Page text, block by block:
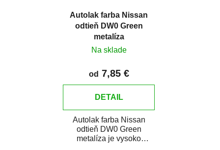
Autolak farba Nissan
odtieň DW0 Green
metalíza
Na sklade
od 7,85 €
DETAIL
Autolak farba Nissan
odtieň DW0 Green
metalíza je vysoko